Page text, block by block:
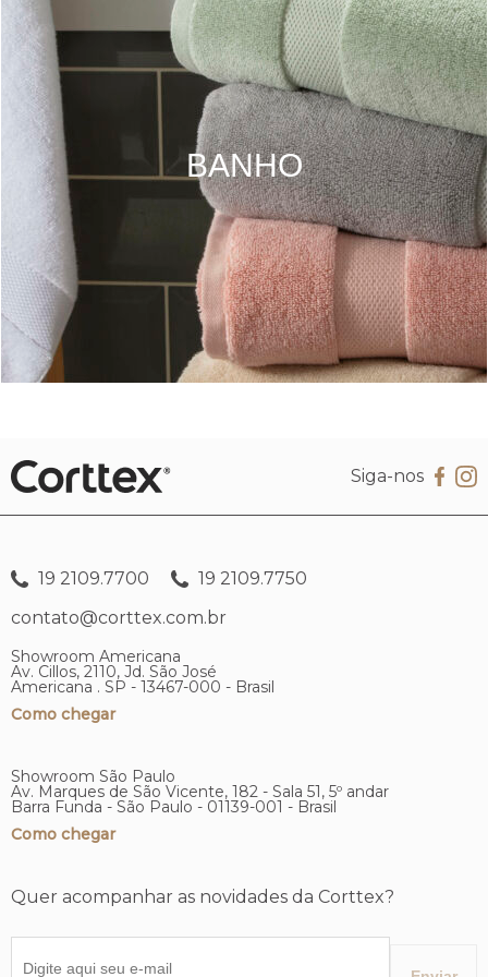
BANHO
Siga-nos
19 2109.7700
19 2109.7750
contato@corttex.com.br
Showroom Americana
Av. Cillos, 2110, Jd. São José
Americana . SP - 13467-000 - Brasil
Como chegar
Showroom São Paulo
Av. Marques de São Vicente, 182 - Sala 51, 5º andar
Barra Funda - São Paulo - 01139-001 - Brasil
Como chegar
Quer acompanhar as novidades da Corttex?